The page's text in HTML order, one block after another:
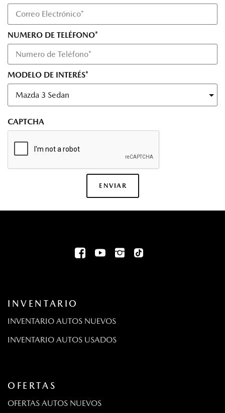
NUMERO DE TELÉFONO*
MODELO DE INTERÉS*
CAPTCHA
ENVIAR
INVENTARIO
INVENTARIO AUTOS NUEVOS
INVENTARIO AUTOS USADOS
OFERTAS
OFERTAS AUTOS NUEVOS